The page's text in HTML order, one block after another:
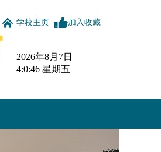
学校主页 加入收藏
2026年8月7日
4:0:47 星期五